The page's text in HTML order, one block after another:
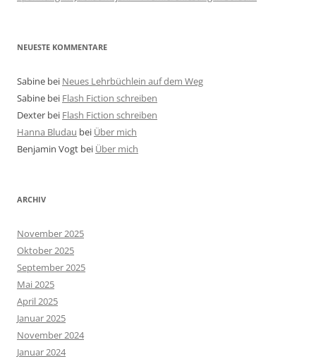
NEUESTE KOMMENTARE
Sabine bei Neues Lehrbüchlein auf dem Weg
Sabine bei Flash Fiction schreiben
Dexter bei Flash Fiction schreiben
Hanna Bludau bei Über mich
Benjamin Vogt bei Über mich
ARCHIV
November 2025
Oktober 2025
September 2025
Mai 2025
April 2025
Januar 2025
November 2024
Januar 2024